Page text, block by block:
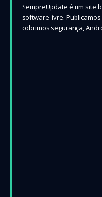
SempreUpdate é um site
software livre.
cobrimos segurança,